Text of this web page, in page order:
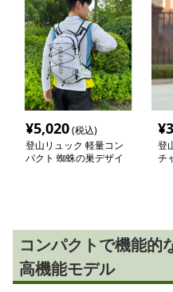
¥5,020(税込)
登山リュック 軽量コン
パクト 蜘蛛の巣デザイ
¥
登
チ
コンパクトで機能的
高機能モデル